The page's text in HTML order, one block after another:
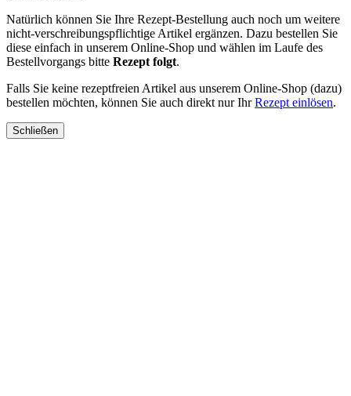
Natürlich können Sie Ihre Rezept-Bestellung auch noch um weitere
nicht-verschreibungspflichtige Artikel ergänzen. Dazu bestellen Sie
diese einfach in unserem Online-Shop und wählen im Laufe des
Bestellvorgangs bitte Rezept folgt.
Falls Sie keine rezeptfreien Artikel aus unserem Online-Shop (dazu)
bestellen möchten, können Sie auch direkt nur IhrRezept einlösen.
Schließen